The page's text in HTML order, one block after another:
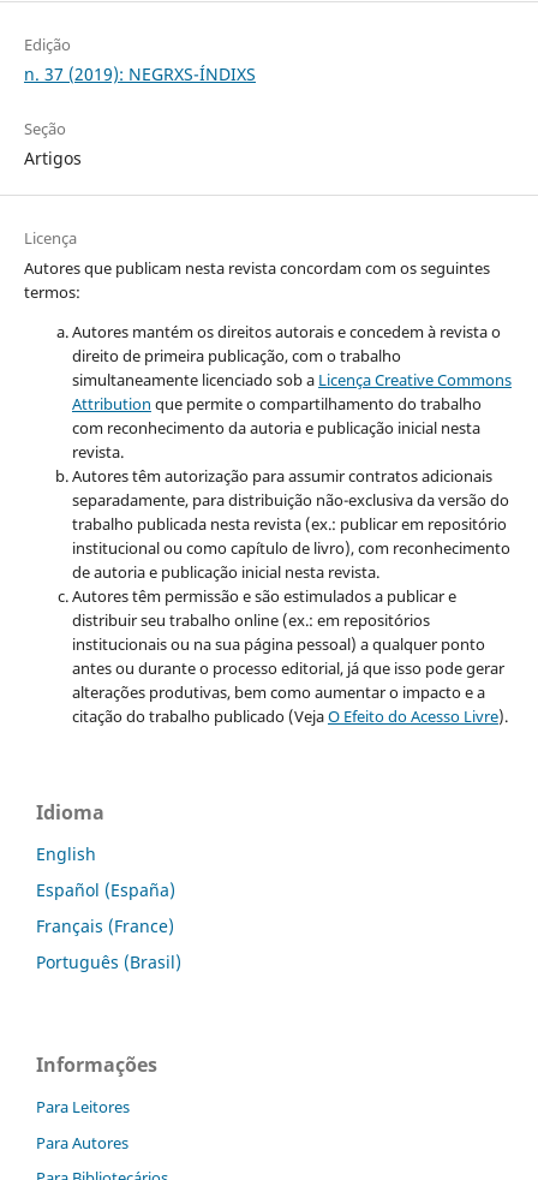
Edição
n. 37 (2019): NEGRXS-ÍNDIXS
Seção
Artigos
Licença
Autores que publicam nesta revista concordam com os seguintes
termos:
Autores mantém os direitos autorais e concedem à revista o
direito de primeira publicação, com o trabalho
simultaneamente licenciado sob a Licença Creative Commons
Attribution que permite o compartilhamento do trabalho
com reconhecimento da autoria e publicação inicial nesta
revista.
Autores têm autorização para assumir contratos adicionais
separadamente, para distribuição não-exclusiva da versão do
trabalho publicada nesta revista (ex.: publicar em repositório
institucional ou como capítulo de livro), com reconhecimento
de autoria e publicação inicial nesta revista.
Autores têm permissão e são estimulados a publicar e
distribuir seu trabalho online (ex.: em repositórios
institucionais ou na sua página pessoal) a qualquer ponto
antes ou durante o processo editorial, já que isso pode gerar
alterações produtivas, bem como aumentar o impacto e a
citação do trabalho publicado (VejaO Efeito do Acesso Livre).
Idioma
English
Español (España)
Français (France)
Português (Brasil)
Informações
Para Leitores
Para Autores